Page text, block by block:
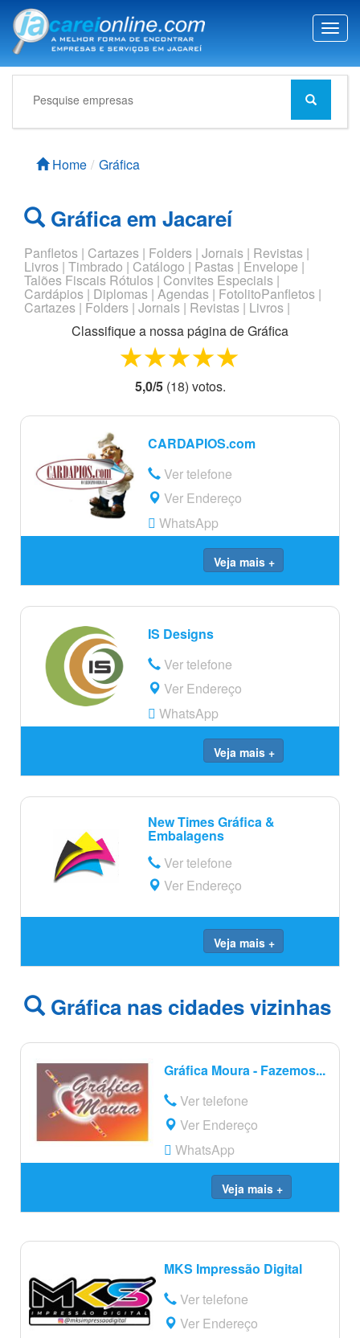
T
o
g
g
n
Home Gráfica
Gráfica em Jacareí
Panfletos | Cartazes | Folders | Jornais | Revistas |
Livros | Timbrado | Catálogo | Pastas | Envelope |
Talões Fiscais Rótulos | Convites Especiais |
Cardápios | Diplomas | Agendas | FotolitoPanfletos |
Cartazes | Folders | Jornais | Revistas | Livros |
Classifique a nossa página deGráfica
4 stars
3 stars
2 stars
1 star
5,0/5(18) votos.
CARDAPIOS.com
Ver telefone
Ver Endereço
WhatsApp
Veja mais +
IS Designs
Ver telefone
Ver Endereço
WhatsApp
Veja mais +
New Times Gráfica &
Embalagens
Ver telefone
Ver Endereço
Veja mais +
Gráfica nas cidades vizinhas
Gráfica Moura - Fazemos...
Ver telefone
Ver Endereço
WhatsApp
Veja mais +
MKS Impressão Digital
Ver telefone
Ver Endereço